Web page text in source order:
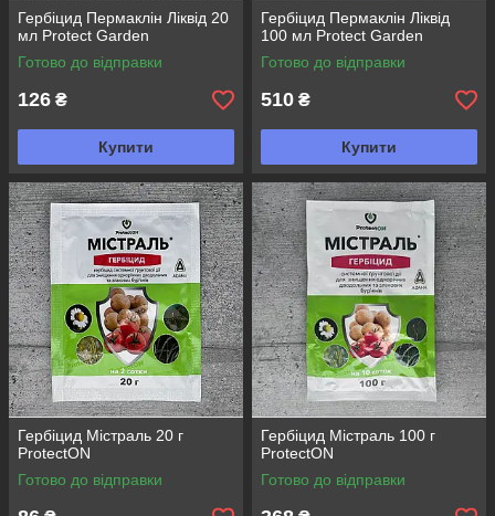
Гербіцид Пермаклін Ліквід 20
мл Protect Garden
Готово до відправки
126 ₴
Купити
Гербіцид Пермаклін Ліквід
100 мл Protect Garden
Готово до відправки
510 ₴
Купити
Гербіцид Містраль 20 г
ProtectON
Готово до відправки
Гербіцид Містраль 100 г
ProtectON
Готово до відправки